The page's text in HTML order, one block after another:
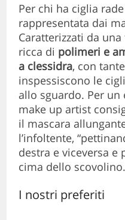
Per chi ha ciglia
rappresentata dai
Caratterizzati da
ricca di polimeri e
a clessidra, con tante
inspessiscono le
allo sguardo. Per
make up artist
il mascara
l’infoltente,
destra e viceversa e
cima dello scovolino.
I nostri preferiti